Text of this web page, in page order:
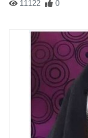
11122 0